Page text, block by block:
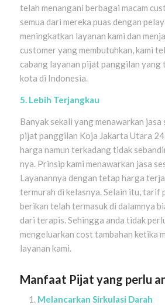
telah menangani berbagai macam
semua dari mereka puas dengan
meningkatkan layanan kami dan
customer yang membutuhkan, kami
cabang layanan pijat panggilan yang
kota di Indonesia.
5. Lebih Terjangkau
Banyak sekali yang menawarkan jasa
pijat panggilan Koja Jakarta Utara
harga namun terkadang tidak
nya. Prinsip kami menawarkan jasa
Layanannya dengan tetap harga
termurah di kelasnya. Selain itu, tarif
berikan telah termasuk di dalamnya
dari terapis. Sehingga anda tidak
mengeluarkan cost tambahan ketika
layanan kami.
Manfaat Pijat yang perlu
Melancarkan Sirkulasi Darah